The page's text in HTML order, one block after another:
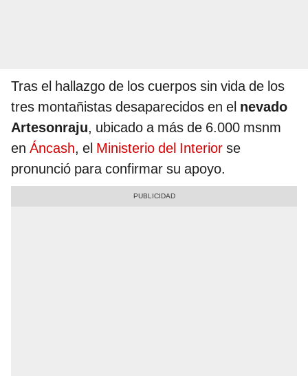
Tras el hallazgo de los cuerpos sin vida de los
tres montañistas desaparecidos en el nevado
Artesonraju, ubicado a más de 6.000 msnm
en Áncash, el Ministerio del Interior se
pronunció para confirmar su apoyo.